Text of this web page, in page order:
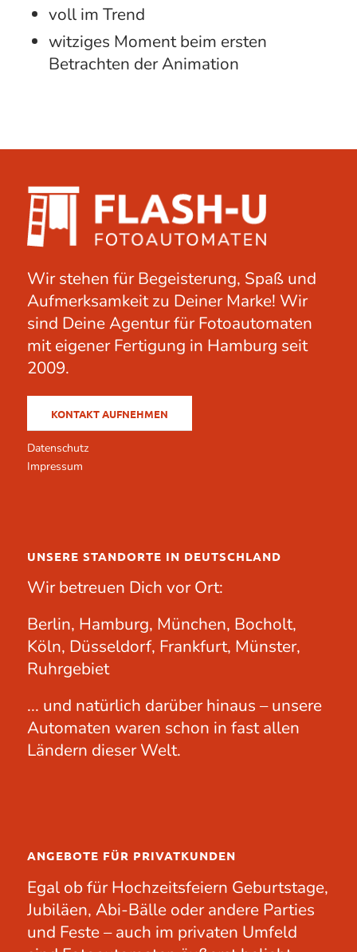
voll im Trend
witziges Moment beim ersten
Betrachten der Animation
Wir stehen für Begeisterung, Spaß und
Aufmerksamkeit zu Deiner Marke! Wir
sind Deine Agentur für Fotoautomaten
mit eigener Fertigung in Hamburg seit
2009.
KONTAKT AUFNEHMEN
Datenschutz
Impressum
UNSERE STANDORTE IN DEUTSCHLAND
Wir betreuen Dich vor Ort:
Berlin, Hamburg, München, Bocholt,
Köln, Düsseldorf, Frankfurt, Münster,
Ruhrgebiet
... und natürlich darüber hinaus – unsere
Automaten waren schon in fast allen
Ländern dieser Welt.
ANGEBOTE FÜR PRIVATKUNDEN
Egal ob fürHochzeitsfeiern Geburtstage,
Jubiläen, Abi-Bälle oder andere Parties
und Feste – auch im privaten Umfeld